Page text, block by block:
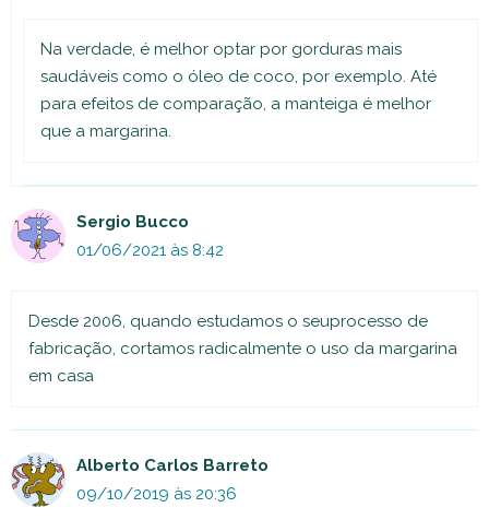
Na verdade, é melhor optar por gorduras mais
saudáveis como o óleo de coco, por exemplo. Até
para efeitos de comparação, a manteiga é melhor
que a margarina.
Sergio Bucco
01/06/2021 às 8:42
Desde 2006, quando estudamos o seuprocesso de
fabricação, cortamos radicalmente o uso da margarina
em casa
Alberto Carlos Barreto
09/10/2019 às 20:36